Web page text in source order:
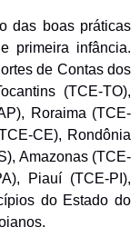
das boas práticas
primeira infância.
de Contas dos
(TCE-TO),
, Roraima (TCE-
CE), Rondônia
, Amazonas (TCE-
, Piauí (TCE-PI),
do Estado do